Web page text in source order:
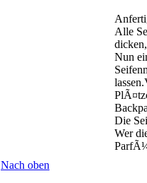
Alle
Nun
Die
Wer
Nach oben